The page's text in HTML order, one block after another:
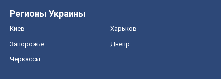
Регионы Украины
Киев Харьков
Запорожье Днепр
Черкассы